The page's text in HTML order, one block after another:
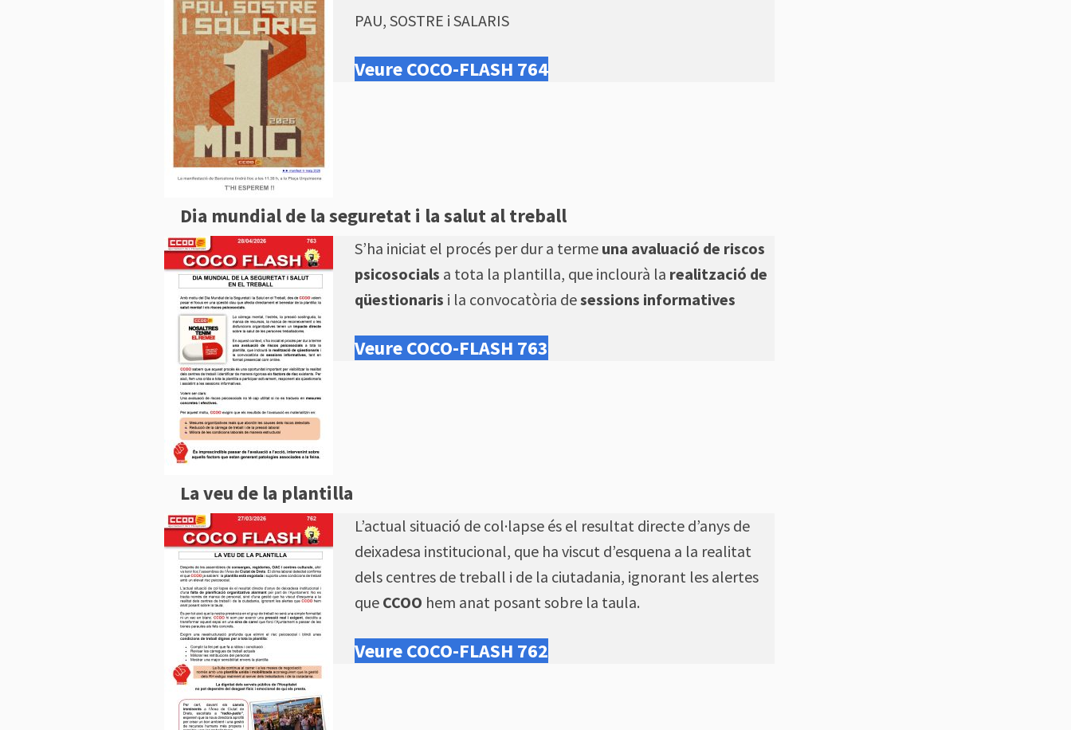
PAU, SOSTRE i SALARIS
Veure COCO-FLASH 764
Dia mundial de la seguretat i la salut al treball
S’ha iniciat el procés per dur a terme una avaluació de riscos
psicosocials a tota la plantilla, que inclourà la realització de
qüestionaris i la convocatòria desessions informatives
Veure COCO-FLASH 763
La veu de la plantilla
L’actual situació de col·lapse és el resultat directe d’anys de
deixadesa institucional, que ha viscut d’esquena a la realitat
dels centres de treball i de la ciutadania, ignorant les alertes
que CCOO hem anat posant sobre la taula.
Veure COCO-FLASH 762